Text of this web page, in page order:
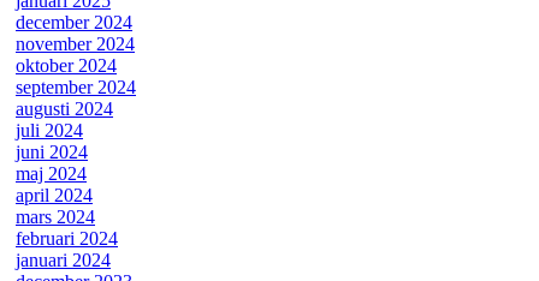
december 2024
november 2024
oktober 2024
september 2024
augusti 2024
juli 2024
juni 2024
maj 2024
april 2024
mars 2024
februari 2024
januari 2024